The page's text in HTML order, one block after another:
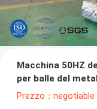
Macchina 50HZ
per balle del
automatico 200t
Prezzo：negotiable